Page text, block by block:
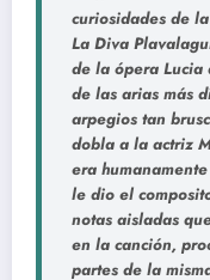
curiosidades de
La Diva
de la ópera Lucia
de las arias más
arpegios tan
dobla a la actriz
era
le dio el
notas aisladas
en la canción,
partes de la